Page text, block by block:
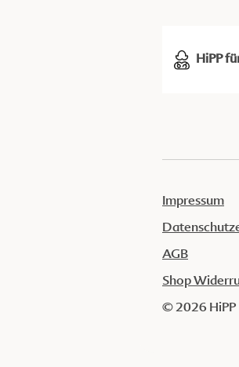
HiPP
Impressum
AGB
Shop
© 2026 HiPP